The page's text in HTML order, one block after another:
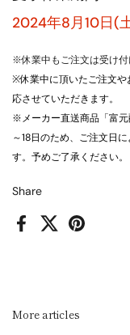
Share
FacebookX (Twitter)Pinterest
2024年8月10日(
※休業中もご注文は受け付
※休業中に頂いたご注文や
応させていただきます。
※メーカー直送商品「富元
～18日のため、ご注文日
す。予めご了承ください。
More articles